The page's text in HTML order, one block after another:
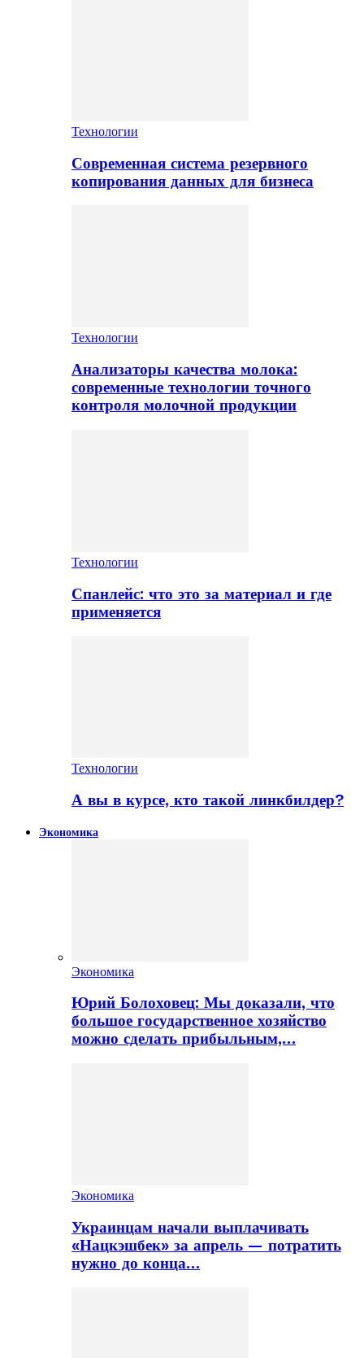
Технологии
Современная система резервного
копирования данных для бизнеса
Технологии
Анализаторы качества молока:
современные технологии точного
контроля молочной продукции
Технологии
Спанлейс: что это за материал и где
применяется
Технологии
А вы в курсе, кто такой линкбилдер?
Экономика
Экономика
Юрий Болоховец: Мы доказали, что
большое государственное хозяйство
можно сделать прибыльным,…
Экономика
Украинцам начали выплачивать
«Нацкэшбек» за апрель — потратить
нужно до конца…